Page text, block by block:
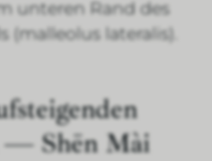
unteren Rand des
(malleolus lateralis).
— Shēn Mài